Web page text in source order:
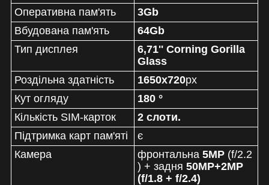
Оперативна пам'ять
3Gb
Вбудована пам'ять
64Gb
Тип дисплея
6,71'' Corning Gorilla
Glass
Роздільна здатність
1650x720px
Кут огляду
180 °
Кількість SIM-карток
2 слоти.
Підтримка карт пам'яті
є
Камера
фронтальна 5MP (f/2.2
) + задня 50MP+2MP
(f/1.8 + f/2.4)